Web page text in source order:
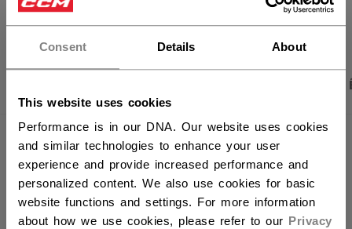
Consent Details About
This website uses cookies
Performance is in our DNA. Our website uses cookies
and similar technologies to enhance your user
experience and provide increased performance and
personalized content. We also use cookies for basic
website functions and settings. For more information
about how we use cookies, please refer to our Privacy
Vous souhaitez expédier des
produits aux États-Unis ?
OUVRIR LES
CARACTÉRISTIQUES
IDENTIFICATION
HCB66B-AD
GROUPE D'ÂGE
Adult